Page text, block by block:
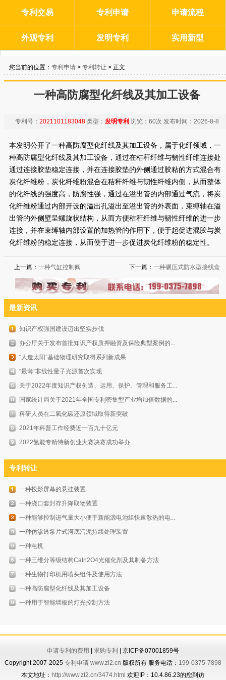
专利交易 专利申请 申请流程
外观专利 发明专利 实用新型
您当前的位置： 专利申请 > 专利转让 > 正文
一种高防腐型化纤线及其加工设备
专利号： 2021101183048 类型： 发明专利 浏览： 60次 发布时间： 2026-8-8
本发明公开了一种高防腐型化纤线及其加工设备，属于化纤领域，一
种高防腐型化纤线及其加工设备，通过在秸秆纤维与韧性纤维连接处
通过连接胶垫稳定连接，并在连接胶垫的外侧通过胶粘的方式混合有
炭化纤维粉，炭化纤维粉混合在秸秆纤维与韧性纤维内侧，从而整体
的化纤线的强度高，防腐性强，通过在溢出管的内部通过气流，将炭
化纤维粉通过内部开设的溢出孔溢出至溢出管的外表面，束缚轴在溢
出管的外侧壁呈螺旋状结构，从而方便秸秆纤维与韧性纤维的进一步
连接，并在束缚轴内部设置的加热管的作用下，便于起促进混胶与炭
化纤维粉的稳定连接，从而便于进一步促进炭化纤维粉的稳定性。
上一篇： 一种气缸控制阀 下一篇： 一种碾压式防水型接线盒
最新资讯
知识产权强国建设迈出坚实步伐
办公厅关于发布首批知识产权质押融资及保险典型案例的...
“人造太阳”基础物理研究取得系列新成果
“最薄”非线性量子光源首次实现
关于2022年度知识产权创造、运用、保护、管理和服务工...
国家统计局关于2021年全国专利密集型产业增加值数据的...
科研人员在二氧化碳还原领域取得新突破
2021年科普工作经费近一百九十亿元
2022氢能专精特新创业大赛决赛成功举办
专利转让
一种投影屏幕的悬挂装置
一种浇口套封存升降取物装置
一种能够控制进气量大小便于新能源电池组快速散热的电...
一种仿渗透泵片式河底污泥持续处理装置
一种电机
一种三维分等级结构CaIn2O4光催化剂及其制备方法
一种生物打印机用喷头组件及使用方法
一种高防腐型化纤线及其加工设备
一种用于智能墙板的灯光控制方法
申请专利的费用 求购专利
| 京ICP备07001859号
Copyright 2007-2025 专利申请 www.zl2.cn 版权所有 服务电话： 199-0375-7898
本文地址： http://www.zl2.cn/3474.html 欢迎IP：10.4.86.23的您到访